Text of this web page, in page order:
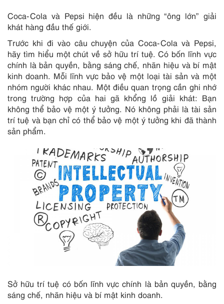
Coca-Cola và Pepsi hiện đều là những “ông lớn” giải
khát hàng đầu thế giới.
Trước khi đi vào câu chuyện của Coca-Cola và Pepsi,
hãy tìm hiểu một chút về sở hữu trí tuệ. Có bốn lĩnh vực
chính là bản quyền, bằng sáng chế, nhãn hiệu và bí mật
kinh doanh. Mỗi lĩnh vực bảo vệ một loại tài sản và một
nhóm người khác nhau. Một điều quan trọng cần ghi nhớ
trong trường hợp của hai gã khổng lồ giải khát: Bạn
không thể bảo vệ một ý tưởng. Nó không phải là tài sản
trí tuệ và bạn chỉ có thể bảo vệ một ý tưởng khi đã thành
sản phẩm.
Sở hữu trí tuệ có bốn lĩnh vực chính là bản quyền, bằng
sáng chế, nhãn hiệu và bí mật kinh doanh.